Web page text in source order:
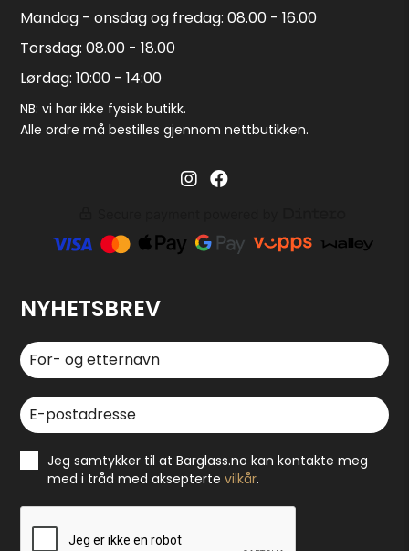
Mandag - onsdag og fredag: 08.00 - 16.00
Torsdag: 08.00 - 18.00
Lørdag: 10:00 - 14:00
NB: vi har ikke fysisk butikk.
Alle ordre må bestilles gjennom nettbutikken.
Barglass.no instagram
Barglass facebook
NYHETSBREV
Jeg samtykker til at Barglass.no kan kontakte meg
med i tråd med akseptertevilkår.